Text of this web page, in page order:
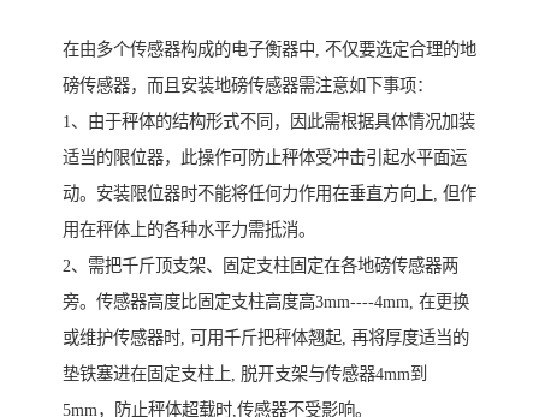
在由多个传感器构成的电子衡器中, 不仅要选定合理的地
磅传感器，而且安装地磅传感器需注意如下事项：
1、由于秤体的结构形式不同，因此需根据具体情况加装
适当的限位器，此操作可防止秤体受冲击引起水平面运
动。安装限位器时不能将任何力作用在垂直方向上, 但作
用在秤体上的各种水平力需抵消。
2、需把千斤顶支架、固定支柱固定在各地磅传感器两
旁。传感器高度比固定支柱高度高3mm----4mm, 在更换
或维护传感器时, 可用千斤把秤体翘起, 再将厚度适当的
垫铁塞进在固定支柱上, 脱开支架与传感器4mm到
5mm，防止秤体超载时,传感器不受影响。